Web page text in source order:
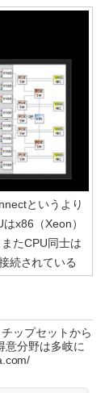
というより
x86（Xeon）
たCPU同士は
続されている
ップセットから
意分野は多岐に